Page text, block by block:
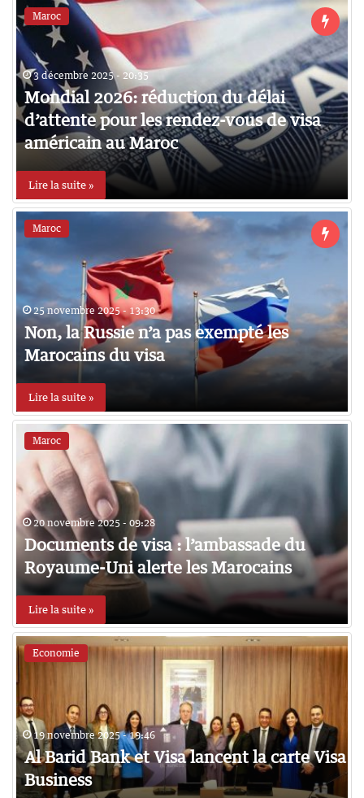
Maroc
3 décembre 2025 - 20:35
Mondial 2026: réduction du délai
d’attente pour les rendez-vous de visa
américain au Maroc
Lire la suite »
Maroc
25 novembre 2025 - 13:30
Non, la Russie n’a pas exempté les
Marocains du visa
Lire la suite »
Maroc
20 novembre 2025 - 09:28
Documents de visa : l’ambassade du
Royaume-Uni alerte les Marocains
Lire la suite »
Economie
19 novembre 2025 - 19:46
Al Barid Bank et Visa lancent la carte Visa
Business